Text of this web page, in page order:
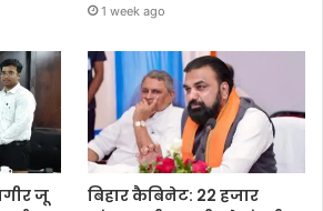
1 week ago
जू
बिहार कैबिनेट: 22 हजार